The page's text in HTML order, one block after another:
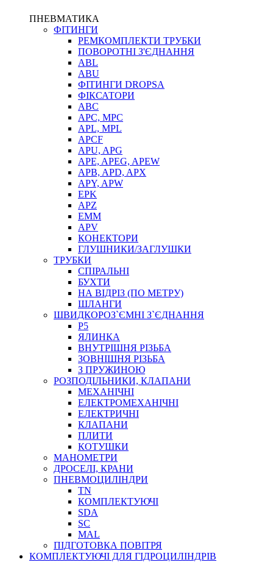
ПНЕВМАТИКА
ФІТИНГИ
РЕМКОМПЛЕКТИ ТРУБКИ
ПОВОРОТНІ З'ЄДНАННЯ
ABL
ABU
ФІТИНГИ DROPSA
ФІКСАТОРИ
ABC
APC, MPC
APL, MPL
APCF
APU, APG
APE, APEG, APEW
APB, APD, APX
APY, APW
EPK
APZ
EMM
APV
КОНЕКТОРИ
ГЛУШНИКИ/ЗАГЛУШКИ
ТРУБКИ
СПІРАЛЬНІ
БУХТИ
НА ВІДРІЗ (ПО МЕТРУ)
ШЛАНГИ
ШВИДКОРОЗ`ЄМНІ З`ЄДНАННЯ
P5
ЯЛИНКА
ВНУТРІШНЯ РІЗЬБА
ЗОВНІШНЯ РІЗЬБА
З ПРУЖИНОЮ
РОЗПОДІЛЬНИКИ, КЛАПАНИ
МЕХАНІЧНІ
ЕЛЕКТРОМЕХАНІЧНІ
ЕЛЕКТРИЧНІ
КЛАПАНИ
ПЛИТИ
КОТУШКИ
МАНОМЕТРИ
ДРОСЕЛІ, КРАНИ
ПНЕВМОЦИЛІНДРИ
TN
КОМПЛЕКТУЮЧІ
SDA
SC
MAL
ПІДГОТОВКА ПОВІТРЯ
КОМПЛЕКТУЮЧІ ДЛЯ ГІДРОЦИЛІНДРІВ